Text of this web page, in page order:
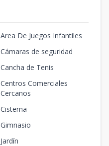
Area De Juegos Infantiles
Cámaras de seguridad
Cancha de Tenis
Centros Comerciales
Cercanos
Cisterna
Gimnasio
Jardín